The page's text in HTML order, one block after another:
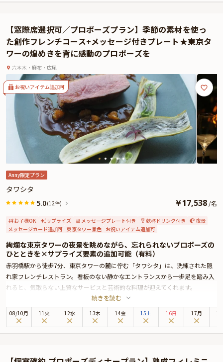
ください。口の中でとろける食感と上品な旨みは、初めての方には驚きを、常
連の方には忘れられない味わいをお届けします。また、四季折々の食材を活か
した会席コースをご用意しています。結婚記念日や誕生日などのアニバーサリ
ーはもちろん、プロポーズにも最適な内容となっています。
さらに本プランでは、有料オプションで、アニバーサリーやプロポーズにお席
にぴったりな花束・ギフト・カスタマイズ可能なメッセージカードなどをお付
けすることが出来ます。メッセージカードは着席時に、花束やギフトはデザー
トタイムにご予約主様にお渡し致しますので、サプライズにお役立てくださ
い。詳しくは本ページ中段の「お祝いアイテム」の欄で、選んで頂けます。
全席個室の大人の隠れ家で、大切な時間をゆっくりとお過ごしください。
【窓際席選択可／プロポーズプラン】季節の素材を使っ
た創作フレンチコース+メッセージ付きプレート★東京タ
ワーの煌めきを背に感動のプロポーズを
六本木・麻布・広尾
お祝いアイテム追加可
Anny限定プラン
タワシタ
5.0(12件) ￥17,538 /名
お子様OK サプライズ メッセージプレート付き 乾杯ドリンク付き
夜景
メッセージカード追加可 東京タワー景色 お祝いアイテム追加可
絢爛な東京タワーの夜景を眺めながら、忘れられないプロポーズの
ひとときを×サプライズ要素の追加可能（有料）
赤羽橋駅から徒歩7分、東京タワーの麓に佇む「タワシタ」は、洗練された隠
れ家フレンチレストラン。看板のない静かなエントランスから一歩足を踏み入
れると、気取らない上質なサービスと芸術的な料理が迎えてくれます。
テーブル席からは、東京タワーのライトアップや春には満開の桜を眺めること
ができ、都会にいながらも季節を感じられる特別なロケーションです。窓際の
席では、大切な方とのひとときがよりロマンチックなものに。
続きを読む
08/10月 11火 12水 13木 14金 15土 16日 17月